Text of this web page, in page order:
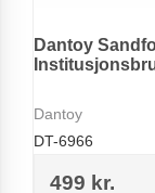
Dantoy
Dantoy
DT-6966
499 kr.